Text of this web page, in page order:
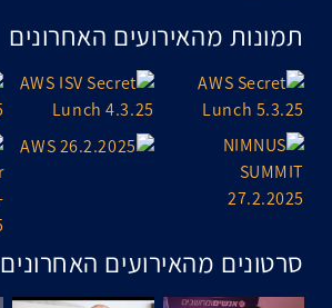
תמונות מהאירועים האחרונים
סרטונים מהאירועים האחרונים